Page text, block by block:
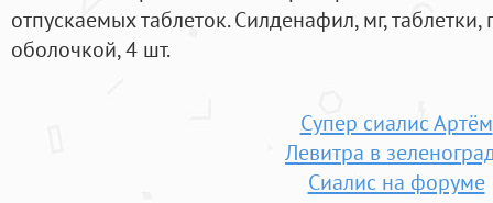
отпускаемых таблеток. Силденафил, мг,
оболочкой, 4 шт.
Супер сиалис Артём
Левитра в
Сиалис на форуме